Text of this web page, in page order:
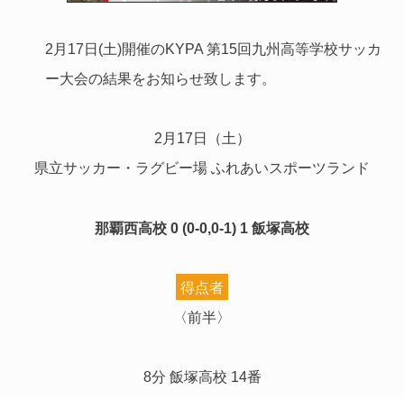
2月17日(土)開催のKYPA 第15回九州高等学校サッカ
ー大会の結果をお知らせ致します。
2月17日（土）
県立サッカー・ラグビー場 ふれあいスポーツランド
那覇西高校 0 (0-0,0-1) 1 飯塚高校
得点者
〈前半〉
8分 飯塚高校 14番